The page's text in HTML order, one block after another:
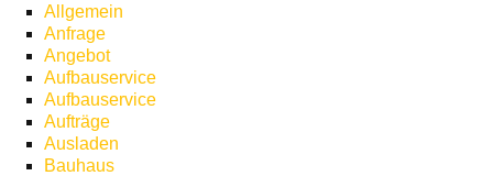
Allgemein
Anfrage
Angebot
Aufbauservice
Aufbauservice
Aufträge
Ausladen
Bauhaus